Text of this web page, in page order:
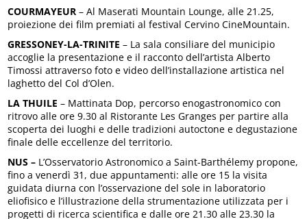
COURMAYEUR – Al Maserati Mountain Lounge, alle 21.25,
proiezione dei film premiati al festival Cervino CineMountain.
GRESSONEY-LA-TRINITE – La sala consiliare del municipio
accoglie la presentazione e il racconto dell’artista Alberto
Timossi attraverso foto e video dell’installazione artistica nel
laghetto del Col d’Olen.
LA THUILE – Mattinata Dop, percorso enogastronomico con
ritrovo alle ore 9.30 al Ristorante Les Granges per partire alla
scoperta dei luoghi e delle tradizioni autoctone e degustazione
finale delle eccellenze del territorio.
NUS – L’Osservatorio Astronomico a Saint-Barthélemy propone,
fino a venerdì 31, due appuntamenti: alle ore 15 la visita
guidata diurna con l’osservazione del sole in laboratorio
eliofisico e l’illustrazione della strumentazione utilizzata per i
progetti di ricerca scientifica e dalle ore 21.30 alle 23.30 la